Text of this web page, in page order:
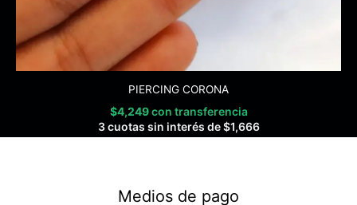
PIERCING CORONA
$4,249 con transferencia
3 cuotas sin interés de$1,666
Medios de pago